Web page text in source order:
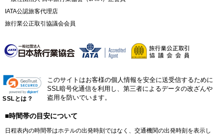
IATA公認旅客代理店
旅行業公正取引協議会会員
SSLとは？
このサイトはお客様の個人情報を安全に送受信するために
SSL暗号化通信を利用し、第三者によるデータの改ざんや
盗用を防いでいます。
■時間帯の目安について
日程表内の時間帯はホテルの出発時刻ではなく、交通機関の出発時刻を表示し